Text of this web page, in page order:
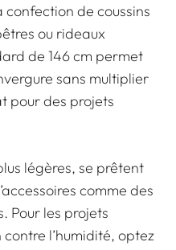
de coussins
ou rideaux
de 146 cm permet
sans multiplier
pour des projets
légères, se prêtent
comme des
Pour les projets
l’humidité, optez